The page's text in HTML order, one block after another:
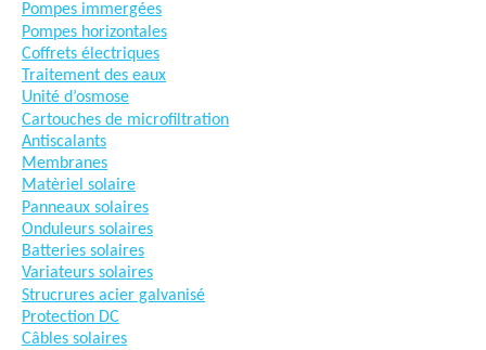
Pompes immergées
Pompes horizontales
Coffrets électriques
Traitement des eaux
Unité d’osmose
Cartouches de microfiltration
Antiscalants
Membranes
Matèriel solaire
Panneaux solaires
Onduleurs solaires
Batteries solaires
Variateurs solaires
Strucrures acier galvanisé
Protection DC
Câbles solaires